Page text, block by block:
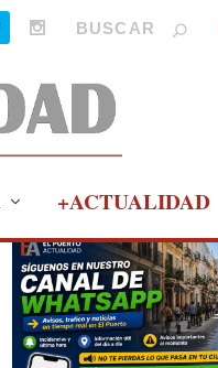
+ACTUALIDAD
PUBLICIDAD